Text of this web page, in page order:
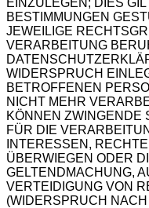
BESTIMMUNGEN
JEWEILIGE
VERARBEITUNG
WIDERSPRUCH
BETROFFENEN
NICHT MEHR
KÖNNEN ZWINGENDE
FÜR DIE
INTERESSEN,
ÜBERWIEGEN ODER
GELTENDMACHUNG,
VERTEIDIGUNG VON
(WIDERSPRUCH